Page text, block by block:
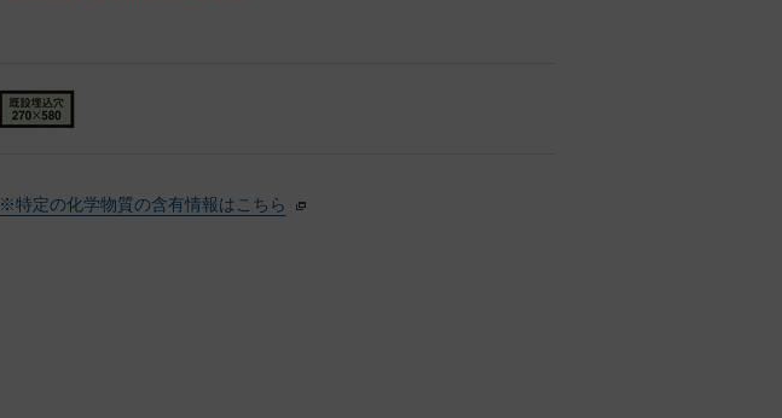
※特定の化学物質の含有情報はこちら